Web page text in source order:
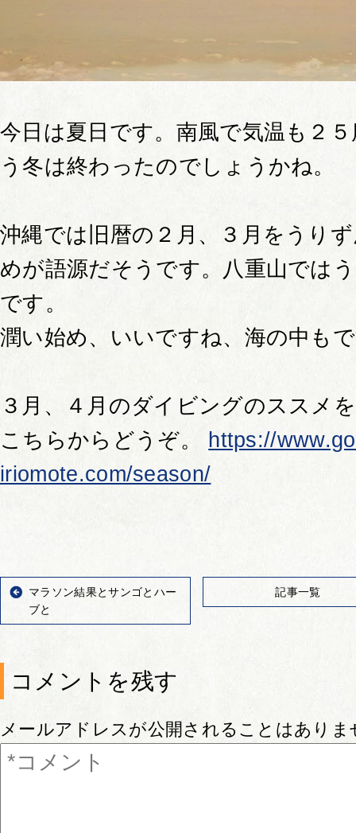
今日は夏日です。南風で気温も２
う冬は終わったのでしょうかね。
沖縄では旧暦の２月、３月をうり
めが語源だそうです。八重山では
です。
潤い始め、いいですね、海の中もで
３月、４月のダイビングのススメ
こちらからどうぞ。
https://
iriomote.com/season/
マラソン結果とサンゴとハー
ブと
記事一覧
コメントを残す
メールアドレスが公開されることはありま